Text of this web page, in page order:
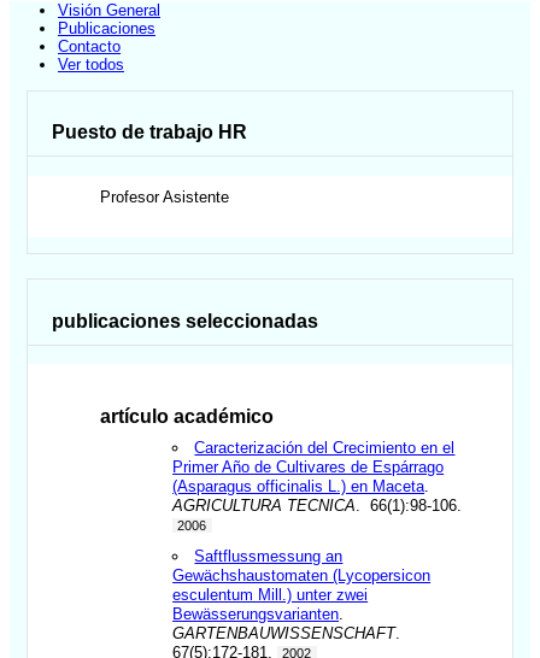
Visión General
Publicaciones
Contacto
Ver todos
Puesto de trabajo HR
Profesor Asistente
publicaciones seleccionadas
artículo académico
Caracterización del Crecimiento en el
Primer Año de Cultivares de Espárrago
(Asparagus officinalis L.) en Maceta
AGRICULTURA TECNICA . 66(1):98-106.
2006
Saftflussmessung an
Gewächshaustomaten (Lycopersicon
esculentum Mill.) unter zwei
Bewässerungsvarianten
GARTENBAUWISSENSCHAFT.
67(5):172-181.
2002